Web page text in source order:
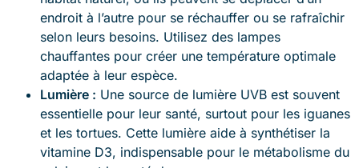
endroit à l’autre pour se réchauffer ou se rafraîchir
selon leurs besoins. Utilisez des lampes
chauffantes pour créer une température optimale
adaptée à leur espèce.
Lumière : Une source de lumière UVB est souvent
essentielle pour leur santé, surtout pour les iguanes
et les tortues. Cette lumière aide à synthétiser la
vitamine D3, indispensable pour le métabolisme du